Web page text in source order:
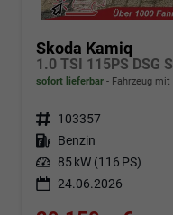
Skoda Kamiq
sofort lieferbar Fahrzeug
Fahrzeugnr. 103357
Kraftstoff Benzin
Leistung 85 kW (116 PS)
24.06.2026